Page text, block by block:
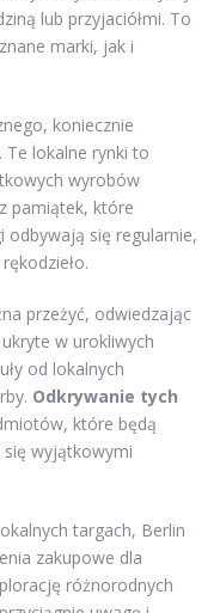
lub przyjaciółmi. To
marki, jak i
koniecznie
. Te lokalne rynki to
wyrobów
pamiątek, które
odbywają się regularnie,
przeżyć, odwiedzając
w urokliwych
od lokalnych
Odkrywanie tych
które będą
się wyjątkowymi
targach, Berlin
zakupowe dla
różnorodnych